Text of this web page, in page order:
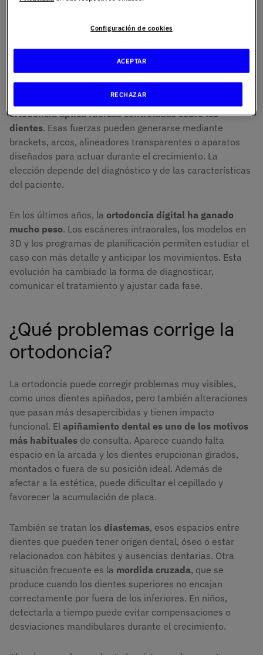
Edad del pacientey posible crecimiento pendiente.
Hábitos oralesque puedan influir en el tratamiento.
Para lograr los desplazamientos necesarios,
ortodoncia aplica fuerzas controladas sobre los
dientes. Esas fuerzas pueden generarse mediante
brackets, arcos, alineadores transparentes o aparatos
diseñados para actuar durante el crecimiento. La
elección depende del diagnóstico y de las características
del paciente.
En los últimos años, la ortodoncia digital ha ganado
mucho peso. Los escáneres intraorales, los modelos en
3D y los programas de planificación permiten estudiar el
caso con más detalle y anticipar los movimientos. Esta
evolución ha cambiado la forma de diagnosticar,
comunicar el tratamiento y ajustar cada fase.
¿Qué problemas corrige la
ortodoncia?
La ortodoncia puede corregir problemas muy visibles,
como unos dientes apiñados, pero también alteraciones
que pasan más desapercibidas y tienen impacto
funcional. El apiñamiento dental es uno de los motivos
más habituales de consulta. Aparece cuando falta
espacio en la arcada y los dientes erupcionan girados,
montados o fuera de su posición ideal. Además de
afectar a la estética, puede dificultar el cepillado y
favorecer la acumulación de placa.
También se tratan los diastemas, esos espacios entre
dientes que pueden tener origen dental, óseo o estar
relacionados con hábitos y ausencias dentarias. Otra
situación frecuente es la mordida cruzada, que se
produce cuando los dientes superiores no encajan
correctamente por fuera de los inferiores. En niños,
detectarla a tiempo puede evitar compensaciones o
desviaciones mandibulares durante el crecimiento.
Configuración de cookies
RECHAZAR
ACEPTAR